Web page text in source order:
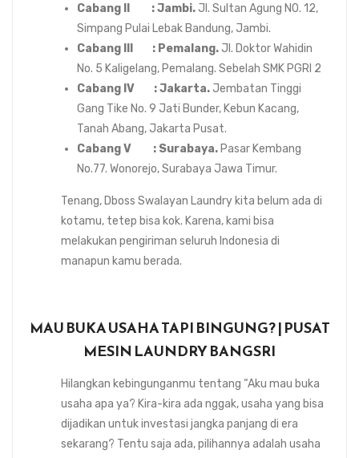
Cabang II : Jambi. Jl. Sultan Agung N0. 12,
Simpang Pulai Lebak Bandung, Jambi.
Cabang III : Pemalang. Jl. Doktor Wahidin
No. 5 Kaligelang, Pemalang. Sebelah SMK PGRI 2
Cabang IV : Jakarta. Jembatan Tinggi
Gang Tike No. 9 Jati Bunder, Kebun Kacang,
Tanah Abang, Jakarta Pusat.
Cabang V : Surabaya. Pasar Kembang
No.77. Wonorejo, Surabaya Jawa Timur.
Tenang, Dboss Swalayan Laundry kita belum ada di
kotamu, tetep bisa kok. Karena, kami bisa
melakukan pengiriman seluruh Indonesia di
manapun kamu berada.
MAU BUKA USAHA TAPI BINGUNG? | PUSAT
MESIN LAUNDRY BANGSRI
Hilangkan kebingunganmu tentang “Aku mau buka
usaha apa ya? Kira-kira ada nggak, usaha yang bisa
dijadikan untuk investasi jangka panjang di era
sekarang? Tentu saja ada, pilihannya adalah usaha